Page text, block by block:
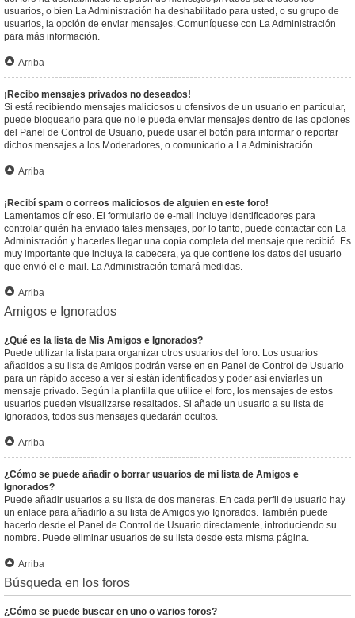
usuarios, o bien La Administración ha deshabilitado para usted, o su grupo de
usuarios, la opción de enviar mensajes. Comuníquese con La Administración
para más información.
Arriba
¡Recibo mensajes privados no deseados!
Si está recibiendo mensajes maliciosos u ofensivos de un usuario en particular,
puede bloquearlo para que no le pueda enviar mensajes dentro de las opciones
del Panel de Control de Usuario, puede usar el botón para informar o reportar
dichos mensajes a los Moderadores, o comunicarlo a La Administración.
Arriba
¡Recibí spam o correos maliciosos de alguien en este foro!
Lamentamos oír eso. El formulario de e-mail incluye identificadores para
controlar quién ha enviado tales mensajes, por lo tanto, puede contactar con La
Administración y hacerles llegar una copia completa del mensaje que recibió. Es
muy importante que incluya la cabecera, ya que contiene los datos del usuario
que envió el e-mail. La Administración tomará medidas.
Arriba
Amigos e Ignorados
¿Qué es la lista de Mis Amigos e Ignorados?
Puede utilizar la lista para organizar otros usuarios del foro. Los usuarios
añadidos a su lista de Amigos podrán verse en en Panel de Control de Usuario
para un rápido acceso a ver si están identificados y poder así enviarles un
mensaje privado. Según la plantilla que utilice el foro, los mensajes de estos
usuarios pueden visualizarse resaltados. Si añade un usuario a su lista de
Ignorados, todos sus mensajes quedarán ocultos.
Arriba
¿Cómo se puede añadir o borrar usuarios de mi lista de Amigos e
Ignorados?
Puede añadir usuarios a su lista de dos maneras. En cada perfil de usuario hay
un enlace para añadirlo a su lista de Amigos y/o Ignorados. También puede
hacerlo desde el Panel de Control de Usuario directamente, introduciendo su
nombre. Puede eliminar usuarios de su lista desde esta misma página.
Arriba
Búsqueda en los foros
¿Cómo se puede buscar en uno o varios foros?